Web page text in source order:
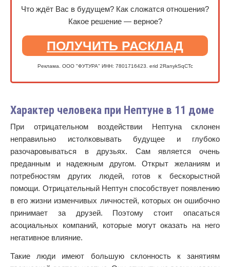
Что ждёт Вас в будущем? Как сложатся отношения?
Какое решение — верное?
ПОЛУЧИТЬ РАСКЛАД
Реклама. ООО "ФУТУРА" ИНН: 7801716423. erid 2RanykSqCTc
Характер человека при Нептуне в 11 доме
При отрицательном воздействии Нептуна склонен
неправильно истолковывать будущее и глубоко
разочаровываться в друзьях. Сам является очень
преданным и надежным другом. Открыт желаниям и
потребностям других людей, готов к бескорыстной
помощи. Отрицательный Нептун способствует появлению
в его жизни изменчивых личностей, которых он ошибочно
принимает за друзей. Поэтому стоит опасаться
асоциальных компаний, которые могут оказать на него
негативное влияние.
Такие люди имеют большую склонность к занятиям